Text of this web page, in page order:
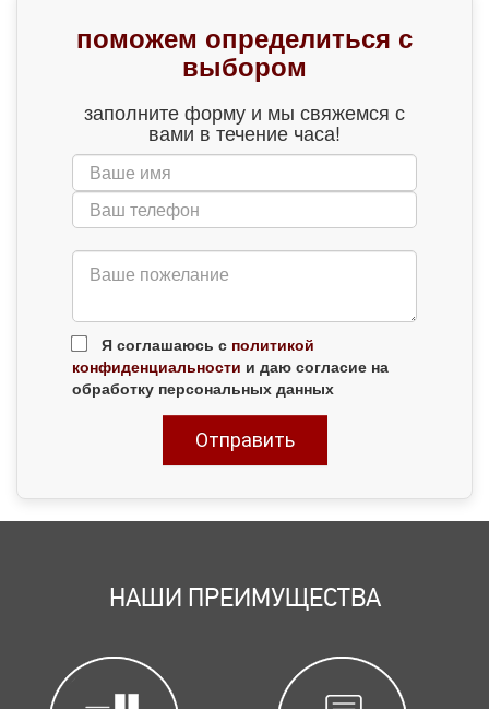
поможем определиться с
выбором
заполните форму и мы свяжемся с
вами в течение часа!
Я соглашаюсь с политикой
конфиденциальности и даю согласие на
обработку персональных данных
НАШИ ПРЕИМУЩЕСТВА